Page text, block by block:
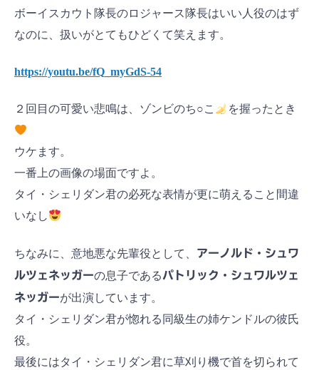
ボーイスカウト隊長のロジャース隊長はいい人役のはず
なのに、扱いがとてもひどくて笑えます。
https://youtu.be/fQ_myGdS-54
２回目の可愛い悲鳴は、ゾンビのち○こ を握ったとき
ウケます。
一番上の画像の場面ですよ。
タイ・シェリダン君の必死な表情が更に萌えること間違
いなし
ちなみに、意地悪な先輩役として、 アーノルド・シュワ
ルツェネッガーの息子であるパトリック・シュワルツェ
ネッガーが出演しています。
タイ・シェリダン君が惚れる同級生の姉ケンドルの彼氏
役。
最後にはタイ・シェリダン君に草刈り機で首を切られて